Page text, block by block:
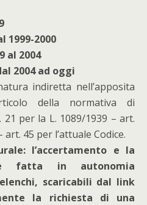
1999-2000
al 2004
2004 ad oggi
indiretta nell’apposita
della normativa di
per la L. 1089/1939 – art.
45 per l’attuale Codice.
l’accertamento e la
fatta in autonomia
scaricabili dal link
la richiesta di una